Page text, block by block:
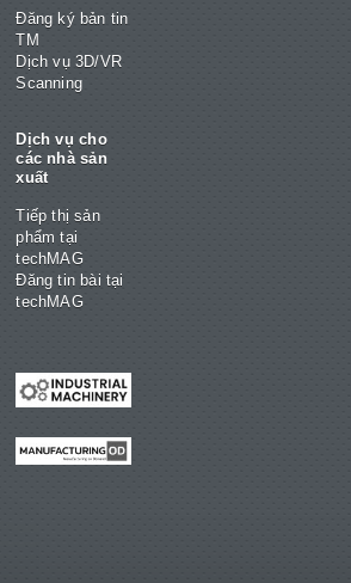
Đăng ký bản tin
TM
Dịch vụ 3D/VR
Scanning
Dịch vụ cho
các nhà sản
xuất
Tiếp thị sản
phẩm tại
techMAG
Đăng tin bài tại
techMAG